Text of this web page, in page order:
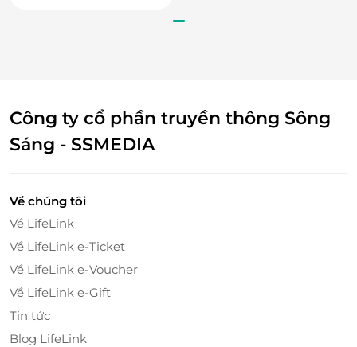
chân chất, gần gũi nhưng vẫn đậm đà nghệ thuật.
Công ty cổ phần truyền thông Sông
Sáng - SSMEDIA
Về chúng tôi
Về LifeLink
Về LifeLink e-Ticket
Về LifeLink e-Voucher
Về LifeLink e-Gift
Tin tức
Blog LifeLink